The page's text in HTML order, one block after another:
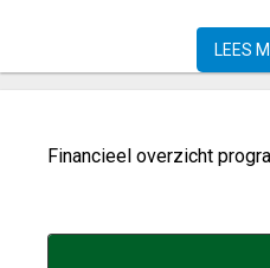
Per 1 januari 2024 is de
zorg aangescherpt. Dit
toename van Wmo-
bijdrage (uitgesteld tot
dempende werking op de
Maatschappelijke Opvang
LEES
Financieel overzicht